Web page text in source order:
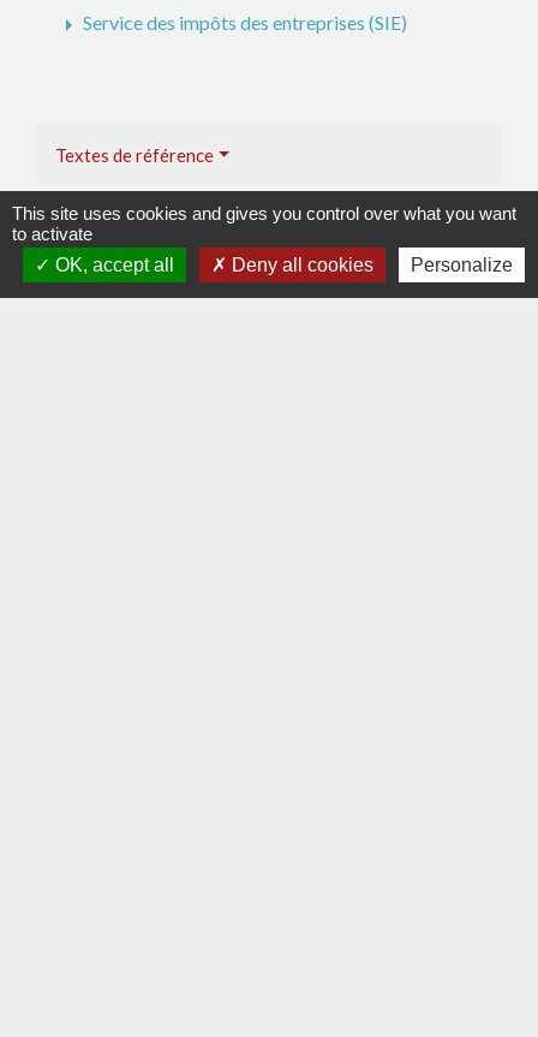
arrow_right Service des impôts des entreprises (SIE)
Textes de référence
Services en ligne et formulaires
This site uses cookies and gives you control over what you want
to activate
OK, accept all
Deny all cookies Personalize